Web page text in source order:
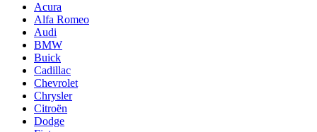
Acura
Alfa Romeo
Audi
BMW
Buick
Cadillac
Chevrolet
Chrysler
Citroën
Dodge